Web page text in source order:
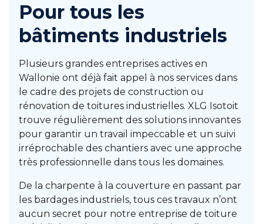
Pour tous les
bâtiments industriels
Plusieurs grandes entreprises actives en
Wallonie ont déjà fait appel à nos services dans
le cadre des projets de construction ou
rénovation de toitures industrielles. XLG Isotoit
trouve régulièrement des solutions innovantes
pour garantir un travail impeccable et un suivi
irréprochable des chantiers avec une approche
très professionnelle dans tous les domaines.
De la charpente à la couverture en passant par
les bardages industriels, tous ces travaux n’ont
aucun secret pour notre entreprise de toiture